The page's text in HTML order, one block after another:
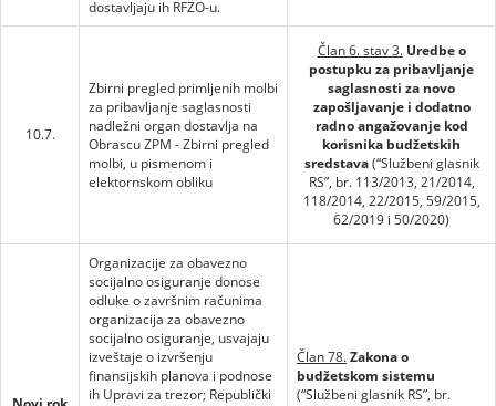
dostavljaju ih RFZO-u.
10.7.
Zbirni pregled primljenih molbi
za pribavljanje saglasnosti
nadležni organ dostavlja na
Obrascu ZPM - Zbirni pregled
molbi, u pismenom i
elektornskom obliku
Član 6. stav 3. Uredbe o
postupku za pribavljanje
saglasnosti za novo
zapošljavanje i dodatno
radno angažovanje kod
korisnika budžetskih
sredstava(“Službeni glasnik
RS”, br. 113/2013, 21/2014,
118/2014, 22/2015, 59/2015,
62/2019 i 50/2020)
Organizacije za obavezno
socijalno osiguranje donose
odluke o završnim računima
organizacija za obavezno
socijalno osiguranje, usvajaju
izveštaje o izvršenju
finansijskih planova i podnose
ih Upravi za trezor; Republički
Član 78.Zakona o
budžetskom sistemu
(“Službeni glasnik RS”, br.